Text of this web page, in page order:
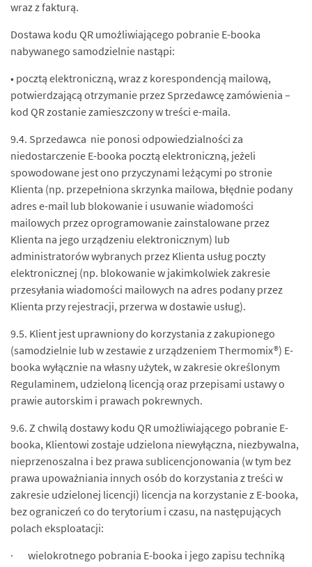
wraz z fakturą.
Dostawa kodu QR umożliwiającego pobranie E-booka
nabywanego samodzielnie nastąpi:
• pocztą elektroniczną, wraz z korespondencją mailową,
potwierdzającą otrzymanie przez Sprzedawcę zamówienia –
kod QR zostanie zamieszczony w treści e-maila.
9.4. Sprzedawca nie ponosi odpowiedzialności za
niedostarczenie E-booka pocztą elektroniczną, jeżeli
spowodowane jest ono przyczynami leżącymi po stronie
Klienta (np. przepełniona skrzynka mailowa, błędnie podany
adres e-mail lub blokowanie i usuwanie wiadomości
mailowych przez oprogramowanie zainstalowane przez
Klienta na jego urządzeniu elektronicznym) lub
administratorów wybranych przez Klienta usług poczty
elektronicznej (np. blokowanie w jakimkolwiek zakresie
przesyłania wiadomości mailowych na adres podany przez
Klienta przy rejestracji, przerwa w dostawie usług).
9.5. Klient jest uprawniony do korzystania z zakupionego
(samodzielnie lub w zestawie z urządzeniem Thermomix®) E-
booka wyłącznie na własny użytek, w zakresie określonym
Regulaminem, udzieloną licencją oraz przepisami ustawy o
prawie autorskim i prawach pokrewnych.
9.6. Z chwilą dostawy kodu QR umożliwiającego pobranie E-
booka, Klientowi zostaje udzielona niewyłączna, niezbywalna,
nieprzenoszalna i bez prawa sublicencjonowania (w tym bez
prawa upoważniania innych osób do korzystania z treści w
zakresie udzielonej licencji) licencja na korzystanie z E-booka,
bez ograniczeń co do terytorium i czasu, na następujących
polach eksploatacji:
· wielokrotnego pobrania E-booka i jego zapisu techniką